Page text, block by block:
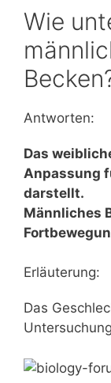
Wie
Antworten:
Das
Anpassung
darstellt.
Männliches
Erläuterung:
Das